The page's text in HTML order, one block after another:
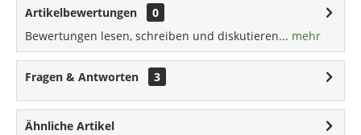
Artikelbewertungen
0
Bewertungen lesen, schreiben und diskutieren... mehr
Fragen & Antworten 3
Ähnliche Artikel